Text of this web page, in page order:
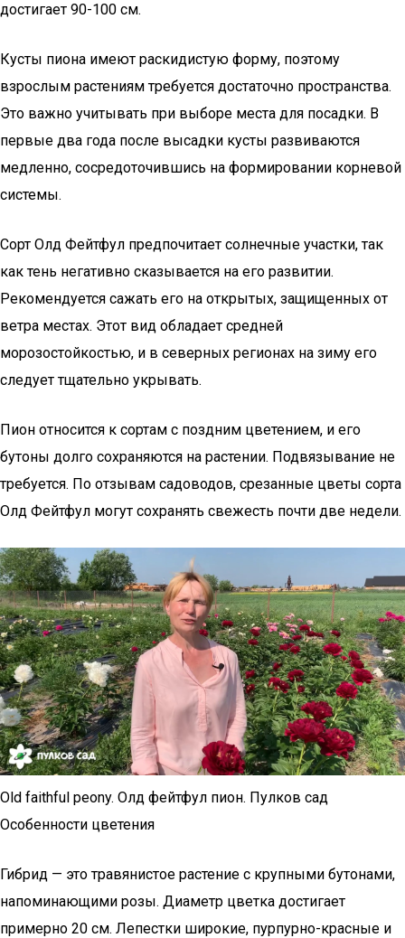
достигает 90-100 см.
Кусты пиона имеют раскидистую форму, поэтому
взрослым растениям требуется достаточно пространства.
Это важно учитывать при выборе места для посадки. В
первые два года после высадки кусты развиваются
медленно, сосредоточившись на формировании корневой
системы.
Сорт Олд Фейтфул предпочитает солнечные участки, так
как тень негативно сказывается на его развитии.
Рекомендуется сажать его на открытых, защищенных от
ветра местах. Этот вид обладает средней
морозостойкостью, и в северных регионах на зиму его
следует тщательно укрывать.
Пион относится к сортам с поздним цветением, и его
бутоны долго сохраняются на растении. Подвязывание не
требуется. По отзывам садоводов, срезанные цветы сорта
Олд Фейтфул могут сохранять свежесть почти две недели.
Old faithful peony. Олд фейтфул пион. Пулков сад
Особенности цветения
Гибрид — это травянистое растение с крупными бутонами,
напоминающими розы. Диаметр цветка достигает
примерно 20 см. Лепестки широкие, пурпурно-красные и